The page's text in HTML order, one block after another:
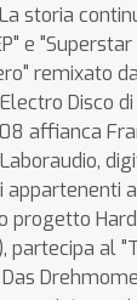
storia
e
remixato
Disco
affianca
al